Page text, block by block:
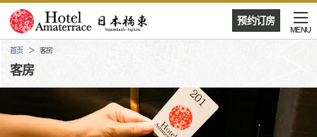
预约订房
MENU
首页 客房
客房